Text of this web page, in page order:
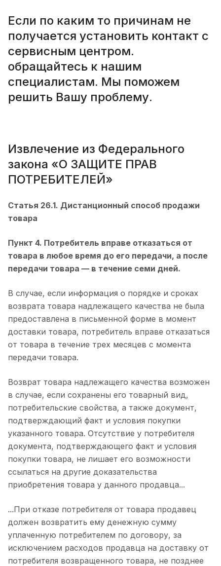
Если по каким то причинам не
получается установить контакт с
сервисным центром.
обращайтесь к нашим
специалистам. Мы поможем
решить Вашу проблему.
Извлечение из Федерального
закона «О ЗАЩИТЕ ПРАВ
ПОТРЕБИТЕЛЕЙ»
Статья 26.1. Дистанционный способ продажи
товара
Пункт 4. Потребитель вправе отказаться от
товара в любое время до его передачи, а после
передачи товара — в течение семи дней.
В случае, если информация о порядке и сроках
возврата товара надлежащего качества не была
предоставлена в письменной форме в момент
доставки товара, потребитель вправе отказаться
от товара в течение трех месяцев с момента
передачи товара.
Возврат товара надлежащего качества возможен
в случае, если сохранены его товарный вид,
потребительские свойства, а также документ,
подтверждающий факт и условия покупки
указанного товара. Отсутствие у потребителя
документа, подтверждающего факт и условия
покупки товара, не лишает его возможности
ссылаться на другие доказательства
приобретения товара у данного продавца...
...При отказе потребителя от товара продавец
должен возвратить ему денежную сумму
уплаченную потребителем по договору, за
исключением расходов продавца на доставку от
потребителя возвращенного товара, не позднее